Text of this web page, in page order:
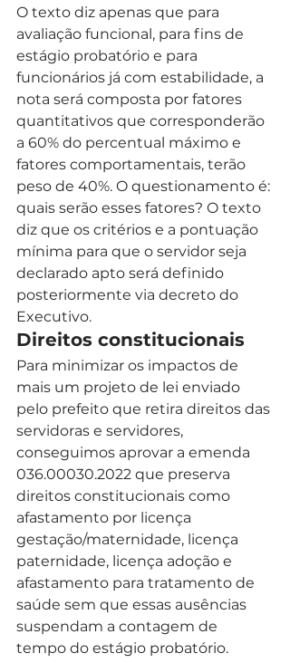
O texto diz apenas que para
avaliação funcional, para fins de
estágio probatório e para
funcionários já com estabilidade, a
nota será composta por fatores
quantitativos que corresponderão
a 60% do percentual máximo e
fatores comportamentais, terão
peso de 40%. O questionamento é:
quais serão esses fatores? O texto
diz que os critérios e a pontuação
mínima para que o servidor seja
declarado apto será definido
posteriormente via decreto do
Executivo.
Direitos constitucionais
Para minimizar os impactos de
mais um projeto de lei enviado
pelo prefeito que retira direitos das
servidoras e servidores,
conseguimos aprovar a emenda
036.00030.2022 que preserva
direitos constitucionais como
afastamento por licença
gestação/maternidade, licença
paternidade, licença adoção e
afastamento para tratamento de
saúde sem que essas ausências
suspendam a contagem de
tempo do estágio probatório.